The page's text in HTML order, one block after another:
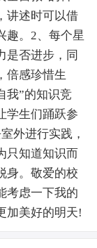
讲述时可以借
趣。2、每个星
是否进步，同
倍感珍惜生
我”的知识竞
学生们踊跃参
外进行实践，
只知道知识而
身。敬爱的校
考虑一下我的
加美好的明天!